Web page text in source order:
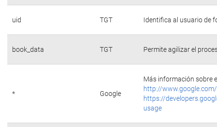
uid TGT Identifica al usuario de
book_data TGT Permite agilizar el
* Google
Más información sobre
http://
https://
usage